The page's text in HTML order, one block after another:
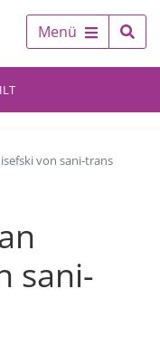
Menü
von sani-trans
sani-